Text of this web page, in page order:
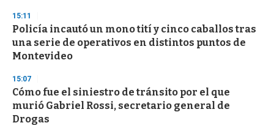
15:11
Policía incautó un mono tití y cinco caballos tras
una serie de operativos en distintos puntos de
Montevideo
15:07
Cómo fue el siniestro de tránsito por el que
murió Gabriel Rossi, secretario general de
Drogas